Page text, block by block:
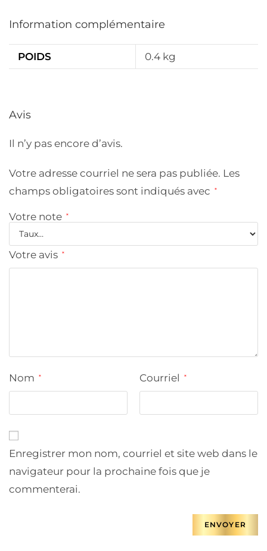
Information complémentaire
POIDS 0.4 kg
Avis
Il n’y pas encore d’avis.
Votre adresse courriel ne sera pas publiée. Les
champs obligatoires sont indiqués avec
*
Votre note *
Votre avis *
Nom * Courriel *
Enregistrer mon nom, courriel et site web dans le
navigateur pour la prochaine fois que je
commenterai.